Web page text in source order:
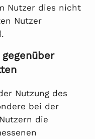
Nutzer dies nicht
Nutzer
Nutzung des
bei der
die